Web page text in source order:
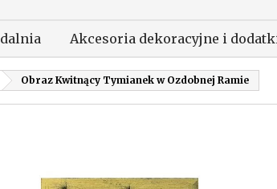
Akcesoria dekoracyjne i
Obraz Kwitnący Tymianek w Ozdobnej Ramie